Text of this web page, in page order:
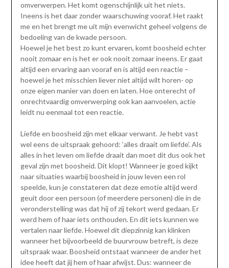
omverwerpen. Het komt ogenschijnlijk uit het niets.
Ineens is het daar zonder waarschuwing vooraf. Het raakt
me en het brengt me uit mijn evenwicht geheel volgens de
bedoeling van de kwade persoon.
Hoewel je het best zo kunt ervaren, komt boosheid echter
nooit zomaar en is het er ook nooit zomaar ineens. Er gaat
altijd een ervaring aan vooraf en is altijd een reactie –
hoewel je het misschien liever niet altijd wilt horen- op
onze eigen manier van doen en laten. Hoe onterecht of
onrechtvaardig omverwerping ook kan aanvoelen, actie
leidt nu eenmaal tot een reactie.
Liefde en boosheid zijn met elkaar verwant. Je hebt vast
wel eens de uitspraak gehoord: ‘alles draait om liefde’. Als
alles in het leven om liefde draait dan moet dit dus ook het
geval zijn met boosheid. Dit klopt! Wanneer je goed kijkt
naar situaties waarbij boosheid in jouw leven een rol
speelde, kun je constateren dat deze emotie altijd werd
geuit door een persoon (of meerdere personen) die in de
veronderstelling was dat hij of zij tekort werd gedaan. Er
werd hem of haar iets onthouden. En dit iets kunnen we
vertalen naar liefde. Hoewel dit diepzinnig kan klinken
wanneer het bijvoorbeeld de buurvrouw betreft, is deze
uitspraak waar. Boosheid ontstaat wanneer de ander het
idee heeft dat jij hem of haar afwijst. Dus: wanneer de